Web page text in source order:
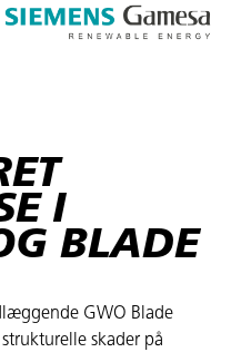
I
BLADE
GWO Blade
skader på